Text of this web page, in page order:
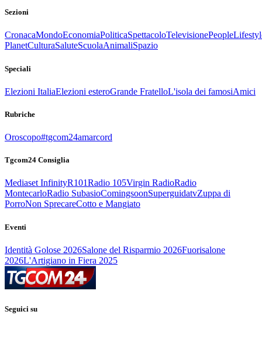
Sezioni
CronacaMondoEconomiaPoliticaSpettacoloTelevisionePeople
PlanetCulturaSaluteScuolaAnimaliSpazio
Speciali
Elezioni ItaliaElezioni esteroGrande FratelloL'isola dei famosiAmici
Rubriche
Oroscopo#tgcom24amarcord
Tgcom24 Consiglia
Mediaset InfinityR101Radio 105Virgin RadioRadio
MontecarloRadio SubasioComingsoonSuperguidatvZuppa di
PorroNon SprecareCotto e Mangiato
Eventi
Identità Golose 2026Salone del Risparmio 2026Fuorisalone
2026L'Artigiano in Fiera 2025
Seguici su